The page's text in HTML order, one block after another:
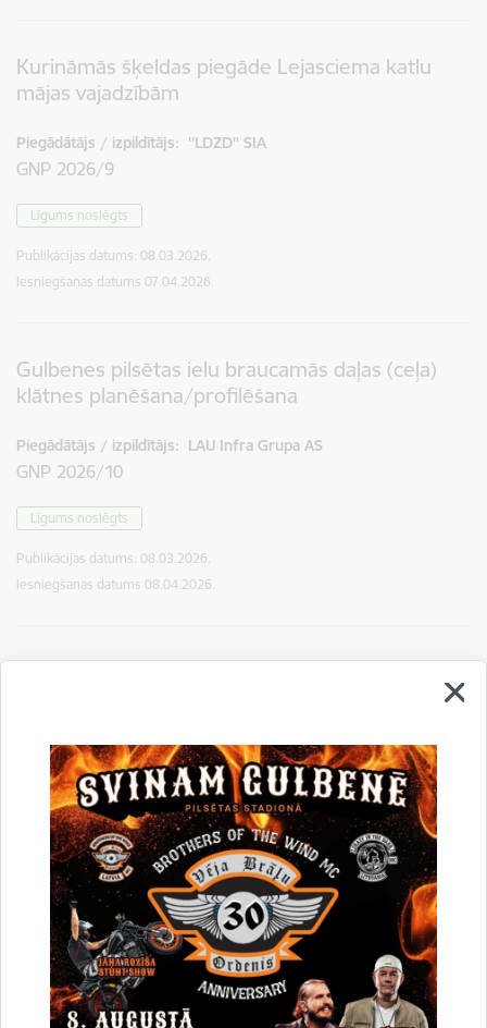
Kurināmās šķeldas piegāde Lejasciema katlu
mājas vajadzībām
Piegādātājs / izpildītājs: ''LDZD'' SIA
GNP 2026/9
Līgums noslēgts
Publikācijas datums: 08.03.2026.
Iesniegšanas datums 07.04.2026.
Gulbenes pilsētas ielu braucamās daļas (ceļa)
klātnes planēšana/profilēšana
Piegādātājs / izpildītājs: LAU Infra Grupa AS
GNP 2026/10
Līgums noslēgts
Publikācijas datums: 08.03.2026.
Iesniegšanas datums 08.04.2026.
GNP 2026/6
Uzsākta līguma slēgšana
Publikācijas datums:
01.03.2026.
Iesniegšanas datums
30.03.2026.
Rezerves daļu iegāde Gulbenes novada
pašvaldībai piederošā transporta vajadzībām